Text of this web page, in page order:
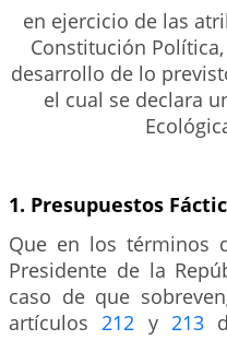
en ejercicio de las
Constitución
desarrollo de lo
el cual se declara
1. Presupuestos
Que en los términos
Presidente de la
caso de que
artículos212 y 213